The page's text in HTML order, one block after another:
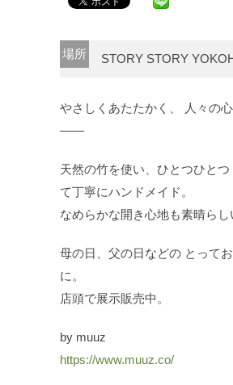
場所 STORY STORY
やさしくあたたかく、 人々の
―—
天然の竹を使い、ひとつひとつ
て丁寧にハンドメイド。
なめらかな開き心地も素晴らし
母の日、父の日などの とって
に。
店頭で展示販売中。
by muuz
https://www.muuz.co/